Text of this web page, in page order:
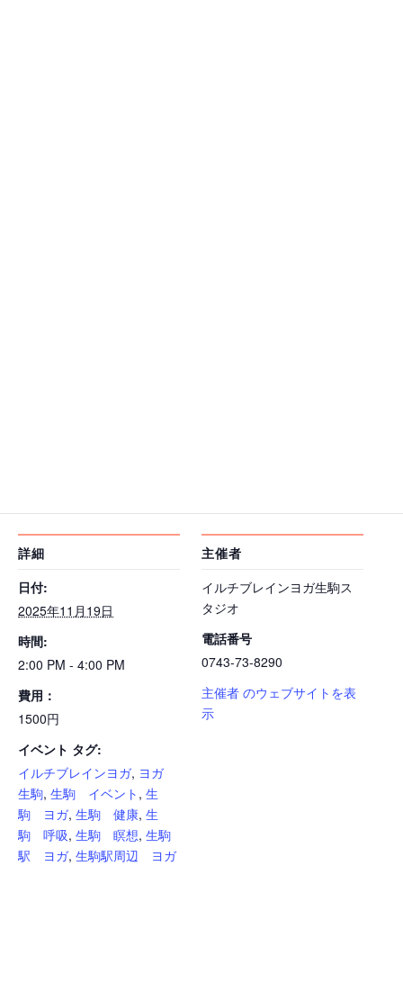
詳細
日付:
2025年11月19日
時間:
2:00 PM - 4:00 PM
費用：
1500円
イベント タグ:
イルチブレインヨガ, ヨガ
生駒, 生駒 イベント , 生
駒 ヨガ, 生駒 健康, 生
駒 呼吸, 生駒 瞑想, 生駒
駅 ヨガ, 生駒駅周辺 ヨガ
主催者
イルチブレインヨガ生駒ス
タジオ
電話番号
0743-73-8290
主催者 のウェブサイトを表
示